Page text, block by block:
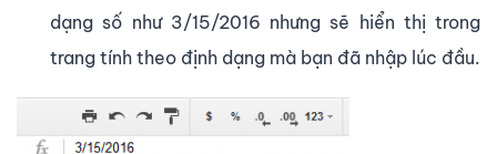
dạng số như 3/15/2016 nhưng sẽ hiển thị trong
trang tính theo định dạng mà bạn đã nhập lúc đầu.